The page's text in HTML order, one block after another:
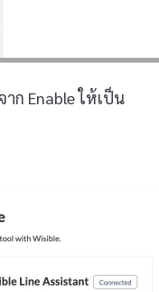
ก Enable ให้เป็น